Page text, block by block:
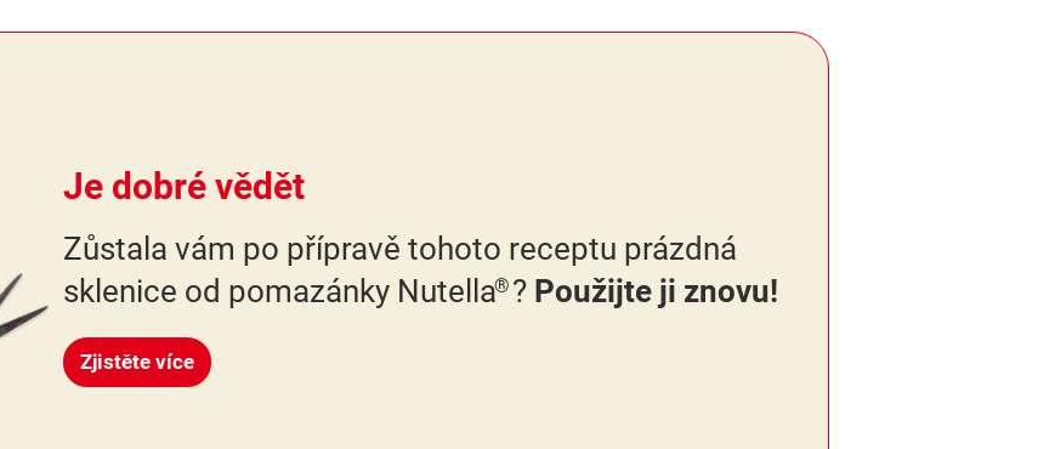
Je dobré vědět
Zůstala vám po přípravě tohoto receptu prázdná
sklenice od pomazánky Nutella® ? Použijte ji znovu!
Zjistěte více